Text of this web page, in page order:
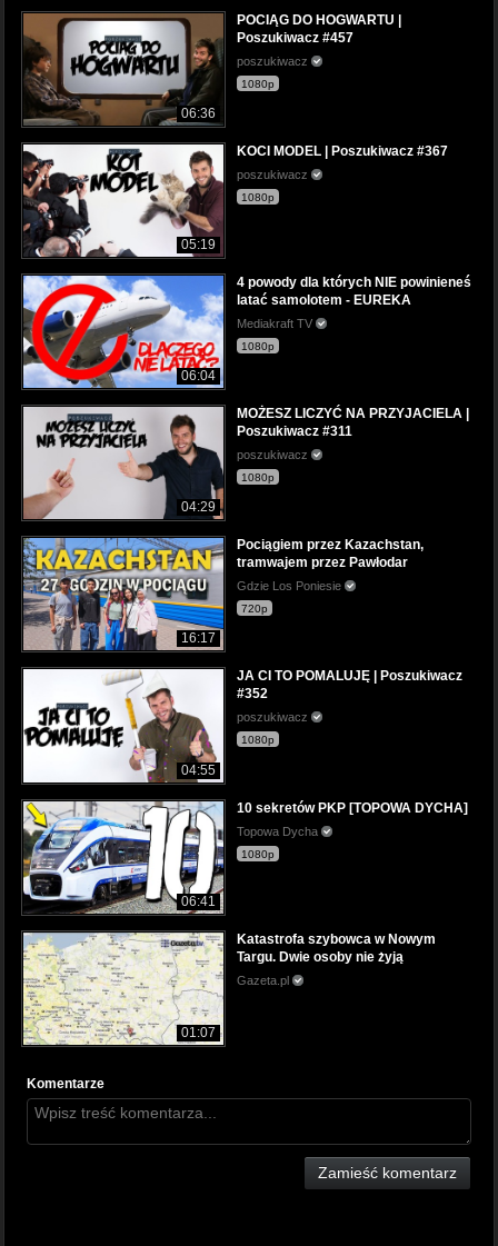
06:36
POCIĄG DO HOGWARTU |
Poszukiwacz #457
poszukiwacz
1080p
05:19
KOCI MODEL | Poszukiwacz #367
poszukiwacz
1080p
06:04
4 powody dla których NIE powinieneś
latać samolotem - EUREKA
Mediakraft TV
1080p
04:29
MOŻESZ LICZYĆ NA PRZYJACIELA |
Poszukiwacz #311
poszukiwacz
1080p
16:17
Pociągiem przez Kazachstan,
tramwajem przez Pawłodar
Gdzie Los Poniesie
720p
04:55
JA CI TO POMALUJĘ | Poszukiwacz
#352
poszukiwacz
1080p
06:41
10 sekretów PKP [TOPOWA DYCHA]
Topowa Dycha
1080p
01:07
Katastrofa szybowca w Nowym
Targu. Dwie osoby nie żyją
Gazeta.pl
Komentarze
Zamieść komentarz